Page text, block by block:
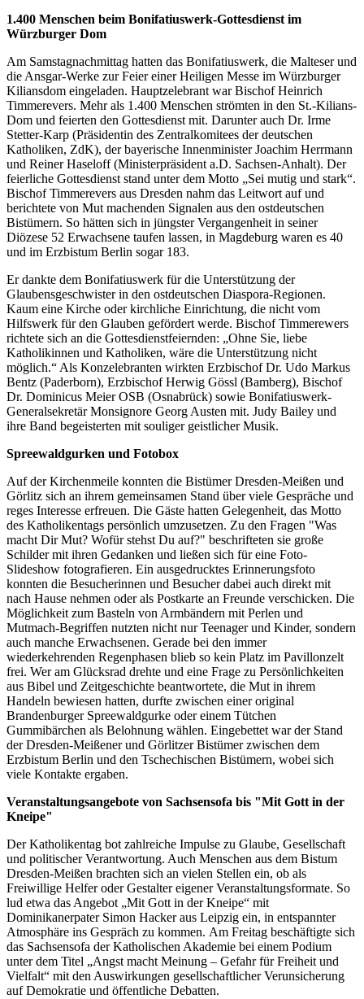
1.400 Menschen beim Bonifatiuswerk-Gottesdienst im
Würzburger Dom
Am Samstagnachmittag hatten das Bonifatiuswerk, die Malteser und
die Ansgar-Werke zur Feier einer Heiligen Messe im Würzburger
Kiliansdom eingeladen. Hauptzelebrant war Bischof Heinrich
Timmerevers. Mehr als 1.400 Menschen strömten in den St.-Kilians-
Dom und feierten den Gottesdienst mit. Darunter auch Dr. Irme
Stetter-Karp (Präsidentin des Zentralkomitees der deutschen
Katholiken, ZdK), der bayerische Innenminister Joachim Herrmann
und Reiner Haseloff (Ministerpräsident a.D. Sachsen-Anhalt). Der
feierliche Gottesdienst stand unter dem Motto „Sei mutig und stark“.
Bischof Timmerevers aus Dresden nahm das Leitwort auf und
berichtete von Mut machenden Signalen aus den ostdeutschen
Bistümern. So hätten sich in jüngster Vergangenheit in seiner
Diözese 52 Erwachsene taufen lassen, in Magdeburg waren es 40
und im Erzbistum Berlin sogar 183.
Er dankte dem Bonifatiuswerk für die Unterstützung der
Glaubensgeschwister in den ostdeutschen Diaspora-Regionen.
Kaum eine Kirche oder kirchliche Einrichtung, die nicht vom
Hilfswerk für den Glauben gefördert werde. Bischof Timmerewers
richtete sich an die Gottesdienstfeiernden: „Ohne Sie, liebe
Katholikinnen und Katholiken, wäre die Unterstützung nicht
möglich.“ Als Konzelebranten wirkten Erzbischof Dr. Udo Markus
Bentz (Paderborn), Erzbischof Herwig Gössl (Bamberg), Bischof
Dr. Dominicus Meier OSB (Osnabrück) sowie Bonifatiuswerk-
Generalsekretär Monsignore Georg Austen mit. Judy Bailey und
ihre Band begeisterten mit souliger geistlicher Musik.
Spreewaldgurken und Fotobox
Auf der Kirchenmeile konnten die Bistümer Dresden-Meißen und
Görlitz sich an ihrem gemeinsamen Stand über viele Gespräche und
reges Interesse erfreuen. Die Gäste hatten Gelegenheit, das Motto
des Katholikentags persönlich umzusetzen. Zu den Fragen "Was
macht Dir Mut? Wofür stehst Du auf?" beschrifteten sie große
Schilder mit ihren Gedanken und ließen sich für eine Foto-
Slideshow fotografieren. Ein ausgedrucktes Erinnerungsfoto
konnten die Besucherinnen und Besucher dabei auch direkt mit
nach Hause nehmen oder als Postkarte an Freunde verschicken. Die
Möglichkeit zum Basteln von Armbändern mit Perlen und
Mutmach-Begriffen nutzten nicht nur Teenager und Kinder, sondern
auch manche Erwachsenen. Gerade bei den immer
wiederkehrenden Regenphasen blieb so kein Platz im Pavillonzelt
frei. Wer am Glücksrad drehte und eine Frage zu Persönlichkeiten
aus Bibel und Zeitgeschichte beantwortete, die Mut in ihrem
Handeln bewiesen hatten, durfte zwischen einer original
Brandenburger Spreewaldgurke oder einem Tütchen
Gummibärchen als Belohnung wählen. Eingebettet war der Stand
der Dresden-Meißener und Görlitzer Bistümer zwischen dem
Erzbistum Berlin und den Tschechischen Bistümern, wobei sich
viele Kontakte ergaben.
Veranstaltungsangebote von Sachsensofa bis "Mit Gott in der
Kneipe"
Der Katholikentag bot zahlreiche Impulse zu Glaube, Gesellschaft
und politischer Verantwortung. Auch Menschen aus dem Bistum
Dresden-Meißen brachten sich an vielen Stellen ein, ob als
Freiwillige Helfer oder Gestalter eigener Veranstaltungsformate. So
lud etwa das Angebot „Mit Gott in der Kneipe“ mit
Dominikanerpater Simon Hacker aus Leipzig ein, in entspannter
Atmosphäre ins Gespräch zu kommen. Am Freitag beschäftigte sich
das Sachsensofa der Katholischen Akademie bei einem Podium
unter dem Titel „Angst macht Meinung – Gefahr für Freiheit und
Vielfalt“ mit den Auswirkungen gesellschaftlicher Verunsicherung
auf Demokratie und öffentliche Debatten.